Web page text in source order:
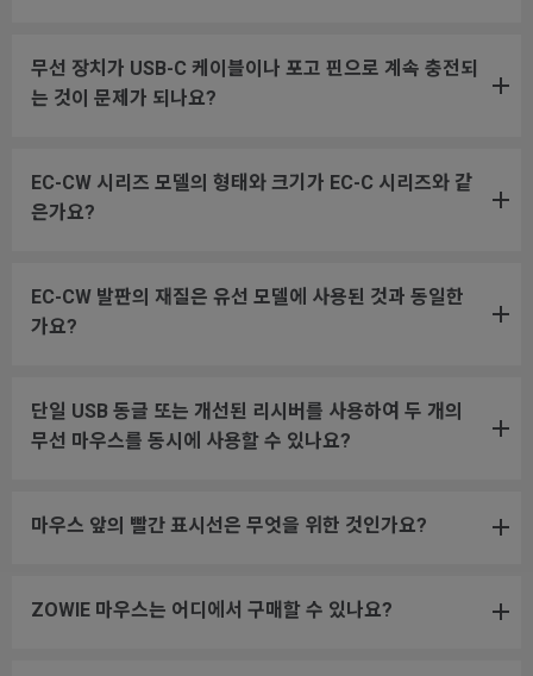
무선 장치가 USB-C 케이블이나 포고 핀으로 계속 충전되
는 것이 문제가 되나요?
EC-CW 시리즈 모델의 형태와 크기가 EC-C 시리즈와 같
은가요?
EC-CW 발판의 재질은 유선 모델에 사용된 것과 동일한
가요?
단일 USB 동글 또는 개선된 리시버를 사용하여 두 개의
무선 마우스를 동시에 사용할 수 있나요?
마우스 앞의 빨간 표시선은 무엇을 위한 것인가요?
ZOWIE 마우스는 어디에서 구매할 수 있나요?